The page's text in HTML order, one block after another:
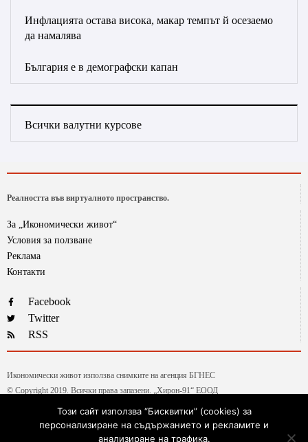
Инфлацията остава висока, макар темпът й осезаемо
да намалява
България е в демографски капан
Всички валутни курсове
Реалността във виртуалното пространство.
За „Икономически живот“
Условия за ползване
Реклама
Контакти
Facebook
Twitter
RSS
Икономически живот използва снимките на агенция БГНЕС
© Copyright 2019. Всички права запазени. „Хирон-91“ ЕООД
Текстовете от рубриката „Гласове и мнения“ са авторски, на колумнистите на ИЖ.
Този сайт използва “Бисквитки” (cookies) за
персонализиране на съдържанието и рекламите и
анализиране на трафика.